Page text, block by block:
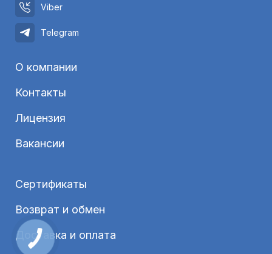
Viber
Telegram
О компании
Контакты
Лицензия
Вакансии
Сертификаты
Возврат и обмен
Доставка и оплата